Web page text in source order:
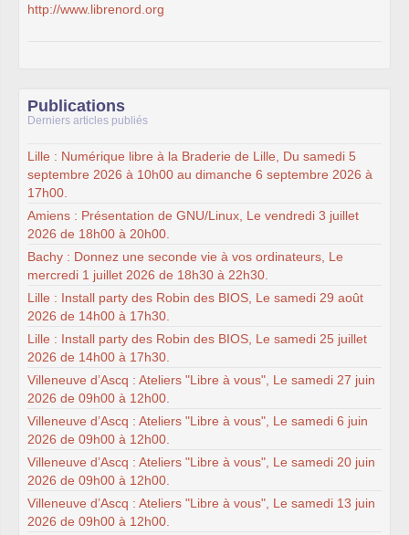
http://www.librenord.org
Publications
Derniers articles publiés
Lille : Numérique libre à la Braderie de Lille, Du samedi 5
septembre 2026 à 10h00 au dimanche 6 septembre 2026 à
17h00.
Amiens : Présentation de GNU/Linux, Le vendredi 3 juillet
2026 de 18h00 à 20h00.
Bachy : Donnez une seconde vie à vos ordinateurs, Le
mercredi 1 juillet 2026 de 18h30 à 22h30.
Lille : Install party des Robin des BIOS, Le samedi 29 août
2026 de 14h00 à 17h30.
Lille : Install party des Robin des BIOS, Le samedi 25 juillet
2026 de 14h00 à 17h30.
Villeneuve d’Ascq : Ateliers "Libre à vous", Le samedi 27 juin
2026 de 09h00 à 12h00.
Villeneuve d’Ascq : Ateliers "Libre à vous", Le samedi 6 juin
2026 de 09h00 à 12h00.
Villeneuve d’Ascq : Ateliers "Libre à vous", Le samedi 20 juin
2026 de 09h00 à 12h00.
Villeneuve d’Ascq : Ateliers "Libre à vous", Le samedi 13 juin
2026 de 09h00 à 12h00.